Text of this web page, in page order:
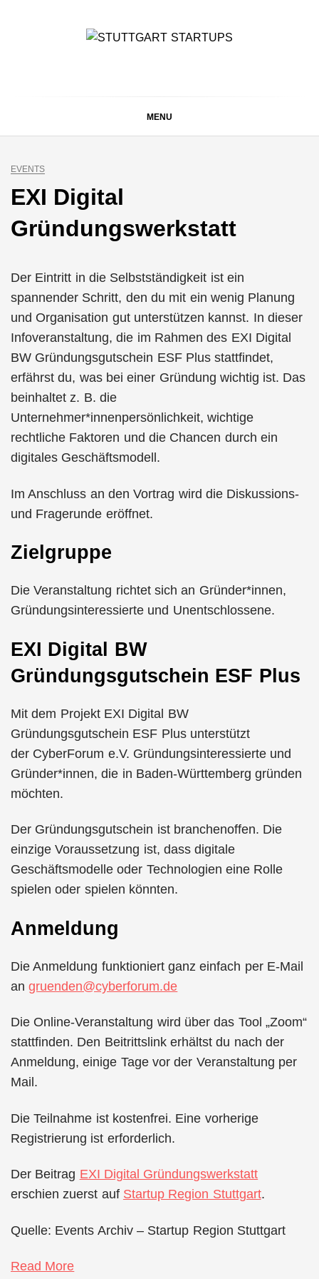
MENU
EVENTS
EXI Digital
Gründungswerkstatt
Der Eintritt in die Selbstständigkeit ist ein
spannender Schritt, den du mit ein wenig Planung
und Organisation gut unterstützen kannst. In dieser
Infoveranstaltung, die im Rahmen des EXI Digital
BW Gründungsgutschein ESF Plus stattfindet,
erfährst du, was bei einer Gründung wichtig ist. Das
beinhaltet z. B. die
Unternehmer*innenpersönlichkeit, wichtige
rechtliche Faktoren und die Chancen durch ein
digitales Geschäftsmodell.
Im Anschluss an den Vortrag wird die Diskussions-
und Fragerunde eröffnet.
Zielgruppe
Die Veranstaltung richtet sich an Gründer*innen,
Gründungsinteressierte und Unentschlossene.
EXI Digital BW
Gründungsgutschein ESF Plus
Mit dem Projekt EXI Digital BW
Gründungsgutschein ESF Plus unterstützt
der CyberForum e.V. Gründungsinteressierte und
Gründer*innen, die in Baden-Württemberg gründen
möchten.
Der Gründungsgutschein ist branchenoffen. Die
einzige Voraussetzung ist, dass digitale
Geschäftsmodelle oder Technologien eine Rolle
spielen oder spielen könnten.
Anmeldung
Die Anmeldung funktioniert ganz einfach per E-Mail
angruenden@cyberforum.de
Die Online-Veranstaltung wird über das Tool „Zoom“
stattfinden. Den Beitrittslink erhältst du nach der
Anmeldung, einige Tage vor der Veranstaltung per
Mail.
Die Teilnahme ist kostenfrei. Eine vorherige
Registrierung ist erforderlich.
Der Beitrag EXI Digital Gründungswerkstatt
erschien zuerst auf Startup Region Stuttgart.
Quelle: Events Archiv – Startup Region Stuttgart
Read More